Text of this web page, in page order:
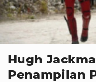
Hugh
Penampilan